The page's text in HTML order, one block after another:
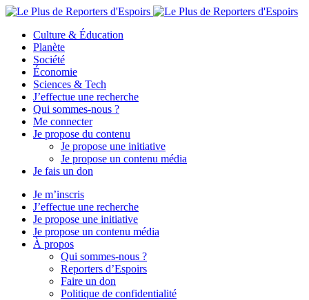
Culture & Éducation
Planète
Société
Économie
Sciences & Tech
J’effectue une recherche
Qui sommes-nous ?
Me connecter
Je propose du contenu
Je propose une initiative
Je propose un contenu média
Je fais un don
Je m’inscris
J’effectue une recherche
Je propose une initiative
Je propose un contenu média
À propos
Qui sommes-nous ?
Reporters d’Espoirs
Faire un don
Politique de confidentialité